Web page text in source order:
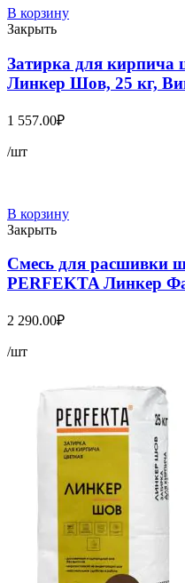
В корзину
Закрыть
Затирка для кирпича
Линкер Шов, 25 кг,
1 557.00₽
/шт
В корзину
Закрыть
Смесь для
PERFEKTA Линкер
2 290.00₽
/шт